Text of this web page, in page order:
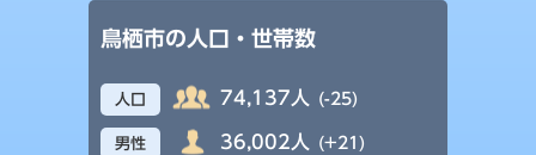
鳥栖市の人口・世帯数
人口 74,137人 (-25)
男性 36,002人 (+21)